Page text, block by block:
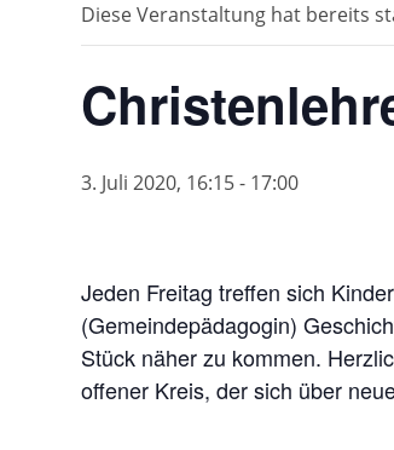
Diese Veranstaltung hat bereits
3. Juli 2020, 16:15- 17:00
Jeden Freitag treffen sich
(Gemeindepädagogin)
Stück näher zu kommen.
offener Kreis, der sich über